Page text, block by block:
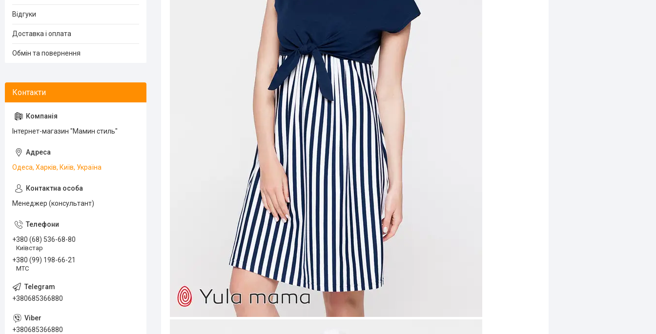
Відгуки
Доставка і оплата
Обмін та повернення
Інтернет-магазин "Мамин стиль"
Одеса, Харків, Київ, Україна
Менеджер (консультант)
+380 (68) 536-68-80
Київстар
+380 (99) 198-66-21
МТС
+380685366880
+380685366880